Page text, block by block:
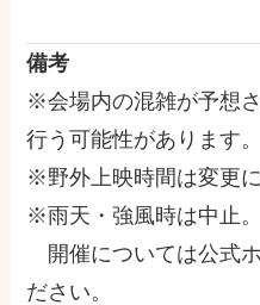
備考
※会場内の混雑が予想
行う可能性があります。
※野外上映時間は変更
※雨天・強風時は中止。
開催については公式
ださい。